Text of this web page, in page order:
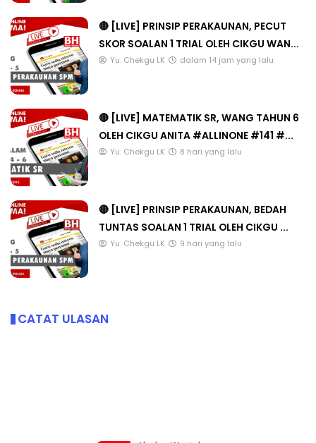
🔴 [LIVE] PRINSIP PERAKAUNAN, PECUT
SKOR SOALAN 1 TRIAL OLEH CIKGU WAN...
Yu. Chekgu LK dalam 14 jam yang lalu
🔴 [LIVE] MATEMATIK SR, WANG TAHUN 6
OLEH CIKGU ANITA #ALLINONE #141 #...
Yu. Chekgu LK 8 hari yang lalu
🔴 [LIVE] PRINSIP PERAKAUNAN, BEDAH
TUNTAS SOALAN 1 TRIAL OLEH CIKGU ...
Yu. Chekgu LK 9 hari yang lalu
CATAT ULASAN